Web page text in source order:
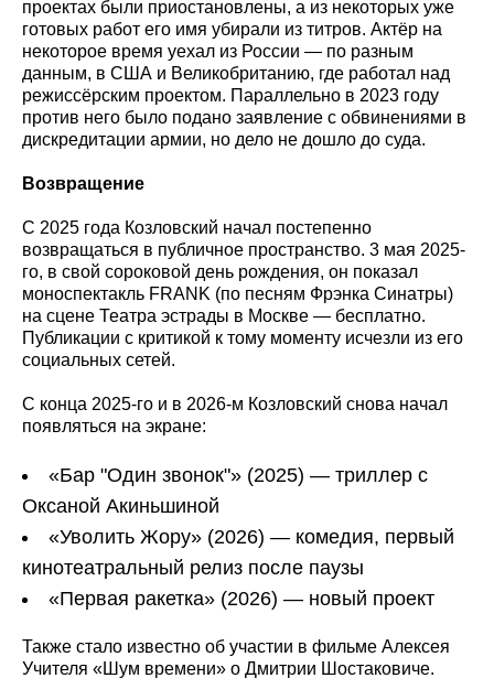
проектах были приостановлены, а из некоторых уже
готовых работ его имя убирали из титров. Актёр на
некоторое время уехал из России — по разным
данным, в США и Великобританию, где работал над
режиссёрским проектом. Параллельно в 2023 году
против него было подано заявление с обвинениями в
дискредитации армии, но дело не дошло до суда.
Возвращение
С 2025 года Козловский начал постепенно
возвращаться в публичное пространство. 3 мая 2025-
го, в свой сороковой день рождения, он показал
моноспектакль FRANK (по песням Фрэнка Синатры)
на сцене Театра эстрады в Москве — бесплатно.
Публикации с критикой к тому моменту исчезли из его
социальных сетей.
С конца 2025-го и в 2026-м Козловский снова начал
появляться на экране:
«Бар "Один звонок"» (2025) — триллер с
Оксаной Акиньшиной
«Уволить Жору» (2026) — комедия, первый
кинотеатральный релиз после паузы
«Первая ракетка» (2026) — новый проект
Также стало известно об участии в фильме Алексея
Учителя «Шум времени» о Дмитрии Шостаковиче.